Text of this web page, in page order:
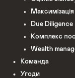
Максимізація
Due Diligence
Комплекс
Wealth
Команда
Угоди